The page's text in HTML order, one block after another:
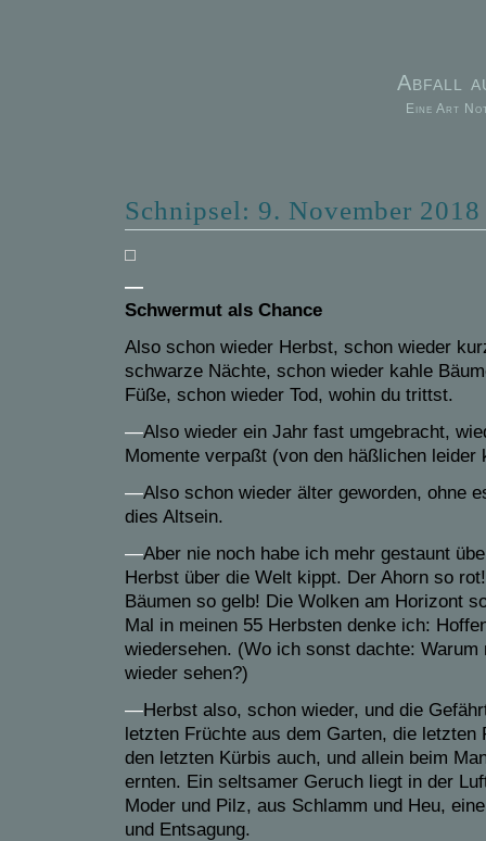
Abfall
Eine Art
Schnipsel: 9. November 2018
—
Schwermut als Chance
Also schon wieder Herbst, schon wieder
schwarze Nächte, schon wieder kahle
Füße, schon wieder Tod, wohin du trittst.
—Also wieder ein Jahr fast umgebracht,
Momente verpaßt (von den häßlichen leider
—Also schon wieder älter geworden, ohne
dies Altsein.
—Aber nie noch habe ich mehr gestaunt
Herbst über die Welt kippt. Der Ahorn so
Bäumen so gelb! Die Wolken am Horizont
Mal in meinen 55 Herbsten denke ich:
wiedersehen. (Wo ich sonst dachte:
wieder sehen?)
—Herbst also, schon wieder, und die
letzten Früchte aus dem Garten, die letzten
den letzten Kürbis auch, und allein beim
ernten. Ein seltsamer Geruch liegt in der
Moder und Pilz, aus Schlamm und Heu,
und Entsagung.